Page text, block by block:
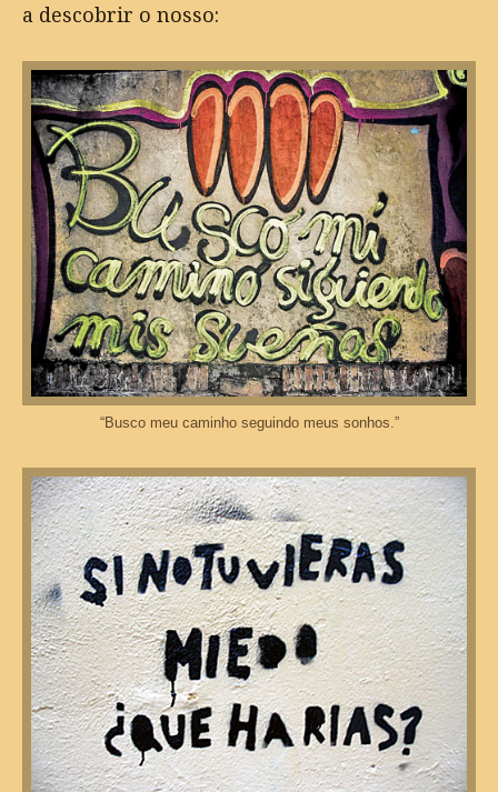
a descobrir o nosso:
“Busco meu caminho seguindo meus sonhos.”